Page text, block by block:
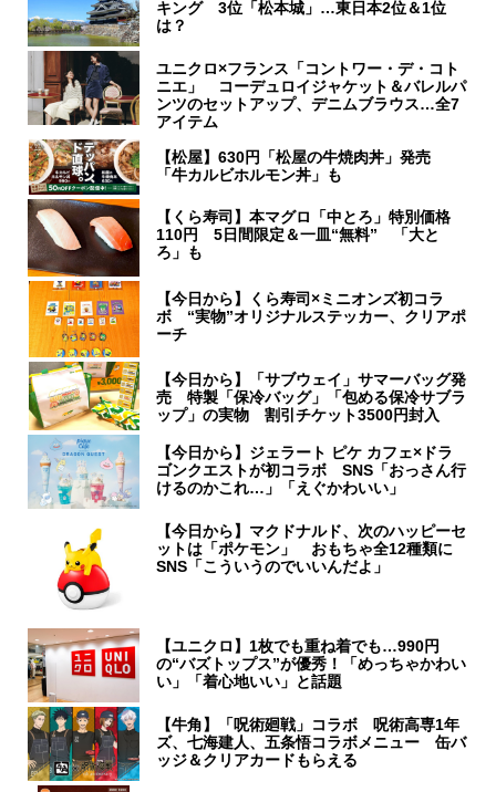
キング 3位「松本城」…東日本2位＆1位
は？
ユニクロ×フランス「コントワー・デ・コト
ニエ」 コーデュロイジャケット＆バレルパ
ンツのセットアップ、デニムブラウス…全7
アイテム
【松屋】630円「松屋の牛焼肉丼」発売
「牛カルビホルモン丼」も
【くら寿司】本マグロ「中とろ」特別価格
110円 5日間限定＆一皿“無料” 「大と
ろ」も
【今日から】くら寿司×ミニオンズ初コラ
ボ “実物”オリジナルステッカー、クリアポ
ーチ
【今日から】「サブウェイ」サマーバッグ発
売 特製「保冷バッグ」「包める保冷サブラ
ップ」の実物 割引チケット3500円封入
【今日から】ジェラート ピケ カフェ×ドラ
ゴンクエストが初コラボ SNS「おっさん行
けるのかこれ…」「えぐかわいい」
【今日から】マクドナルド、次のハッピーセ
ットは「ポケモン」 おもちゃ全12種類に
SNS「こういうのでいいんだよ」
【ユニクロ】1枚でも重ね着でも…990円
の“バズトップス”が優秀！「めっちゃかわい
い」「着心地いい」と話題
【牛角】「呪術廻戦」コラボ 呪術高専1年
ズ、七海建人、五条悟コラボメニュー 缶バ
ッジ＆クリアカードもらえる